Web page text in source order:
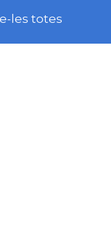
les totes